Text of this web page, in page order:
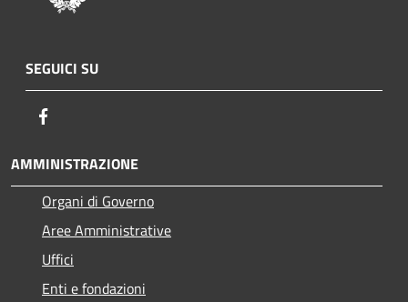
SEGUICI SU
AMMINISTRAZIONE
Organi di Governo
Aree Amministrative
Uffici
Enti e fondazioni